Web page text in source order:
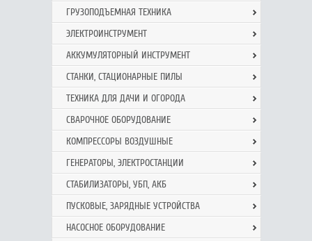
ГРУЗОПОДЪЕМНАЯ ТЕХНИКА
ЭЛЕКТРОИНСТРУМЕНТ
АККУМУЛЯТОРНЫЙ ИНСТРУМЕНТ
СТАНКИ, СТАЦИОНАРНЫЕ ПИЛЫ
ТЕХНИКА ДЛЯ ДАЧИ И ОГОРОДА
СВАРОЧНОЕ ОБОРУДОВАНИЕ
КОМПРЕССОРЫ ВОЗДУШНЫЕ
ГЕНЕРАТОРЫ, ЭЛЕКТРОСТАНЦИИ
СТАБИЛИЗАТОРЫ, УБП, АКБ
ПУСКОВЫЕ, ЗАРЯДНЫЕ УСТРОЙСТВА
НАСОСНОЕ ОБОРУДОВАНИЕ